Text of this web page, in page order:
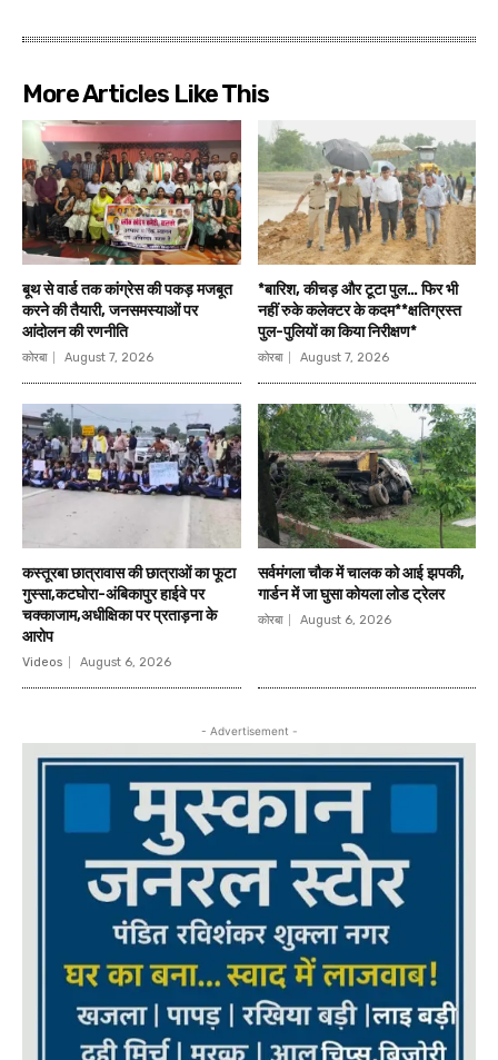
More Articles Like This
बूथ से वार्ड तक कांग्रेस की पकड़ मजबूत
करने की तैयारी, जनसमस्याओं पर
आंदोलन की रणनीति
कोरबा August 7, 2026
*बारिश, कीचड़ और टूटा पुल… फिर भी
नहीं रुके कलेक्टर के कदम**क्षतिग्रस्त
पुल-पुलियों का किया निरीक्षण*
कोरबा August 7, 2026
कस्तूरबा छात्रावास की छात्राओं का फूटा
गुस्सा,कटघोरा-अंबिकापुर हाईवे पर
चक्काजाम,अधीक्षिका पर प्रताड़ना के
आरोप
Videos August 6, 2026
सर्वमंगला चौक में चालक को आई झपकी,
गार्डन में जा घुसा कोयला लोड ट्रेलर
कोरबा August 6, 2026
- Advertisement -